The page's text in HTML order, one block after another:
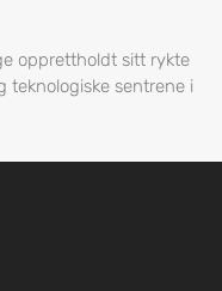
opprettholdt sitt rykte
teknologiske sentrene i